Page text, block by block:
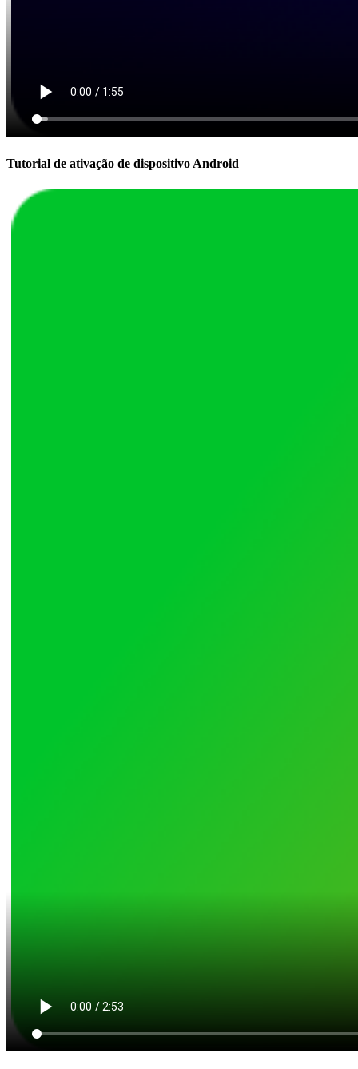
Tutorial de ativação de dispositivo Android